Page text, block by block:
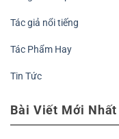
Tác giả nổi tiếng
Tác Phẩm Hay
Tin Tức
Bài Viết Mới Nhất